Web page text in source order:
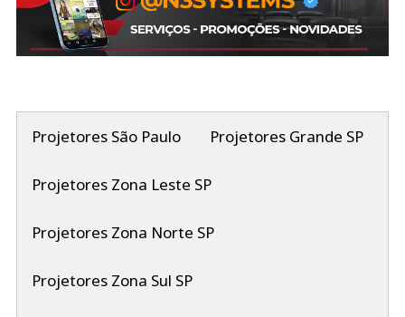
Projetores São Paulo Projetores Grande SP
Projetores Zona Leste SP
Projetores Zona Norte SP
Projetores Zona Sul SP